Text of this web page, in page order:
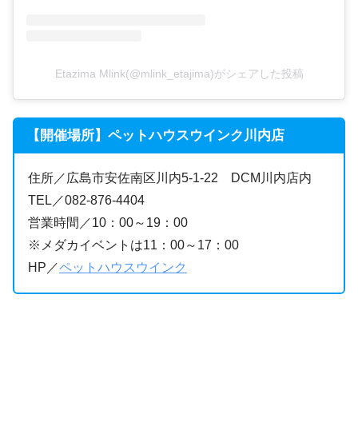
Etazima Mlink(@mlink_etajima)がシェアした投稿
【開催場所】ペットハウスウインク川内店
住所／広島市安佐南区川内5-1-22 DCM川内店内
TEL／082-876-4404
営業時間／10：00～19：00
※メダカイベントは11：00～17：00
HP／ペットハウスウインク